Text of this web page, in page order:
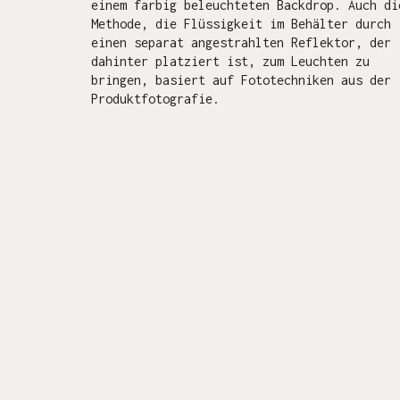
einem farbig beleuchteten Backdrop. Auch
Methode, die Flüssigkeit im Behälter durch
einen separat angestrahlten Reflektor, der
dahinter platziert ist, zum Leuchten zu
bringen, basiert auf Fototechniken aus der
Produktfotografie.